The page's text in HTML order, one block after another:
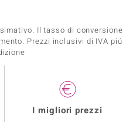
Il tasso di conversione
Prezzi inclusivi di IVA piú
I migliori prezzi